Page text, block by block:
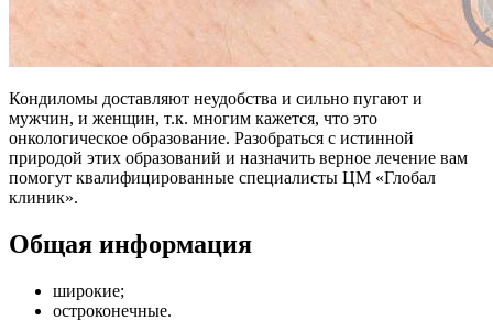
Кондиломы доставляют неудобства и сильно пугают и
мужчин, и женщин, т.к. многим кажется, что это
онкологическое образование. Разобраться с истинной
природой этих образований и назначить верное лечение вам
помогут квалифицированные специалисты ЦМ «Глобал
клиник».
Общая информация
широкие;
остроконечные.